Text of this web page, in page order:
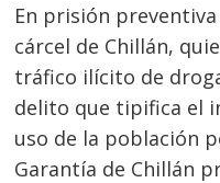
En prisión
cárcel de Chillán,
tráfico ilícito de
delito que tipifica el
uso de la población
Garantía de Chillán